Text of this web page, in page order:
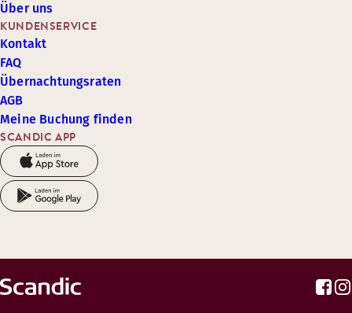
SCANDIC APP
KUNDENSERVICE
Kontakt
FAQ
Übernachtungsraten
AGB
Meine Buchung finden
Über uns